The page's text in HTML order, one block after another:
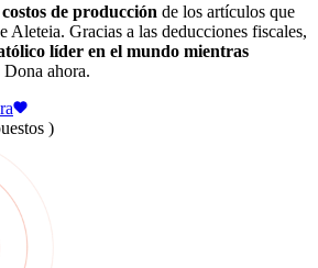
de producción de los artículos que
Aleteia. Gracias a las deducciones fiscales,
líder en el mundo mientras
Dona ahora.
)